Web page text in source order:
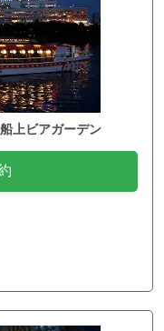
上ビアガーデン